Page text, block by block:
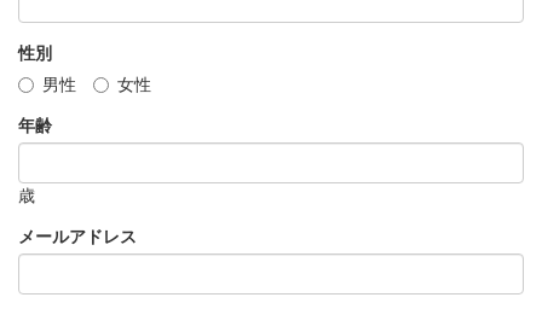
性別
男性
女性
年齢
歳
メールアドレス